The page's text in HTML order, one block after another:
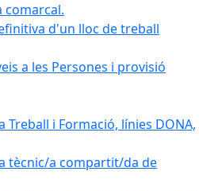
comarcal.
d'un lloc de treball
a les Persones i provisió
i Formació, línies DONA,
tècnic/a compartit/da de